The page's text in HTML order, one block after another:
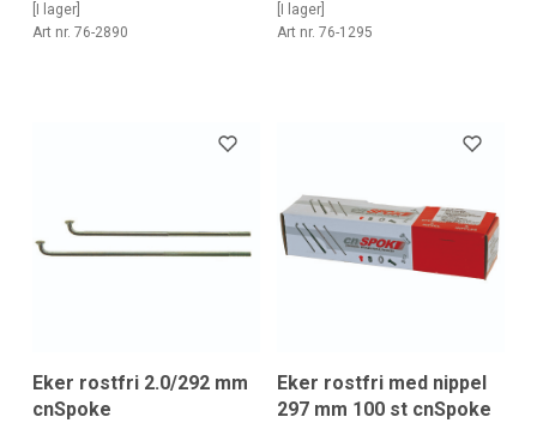
[I lager]
Art nr. 76-2890
[I lager]
Art nr. 76-1295
Eker rostfri 2.0/292 mm
cnSpoke
Eker rostfri med nippel
297 mm 100 st cnSpoke